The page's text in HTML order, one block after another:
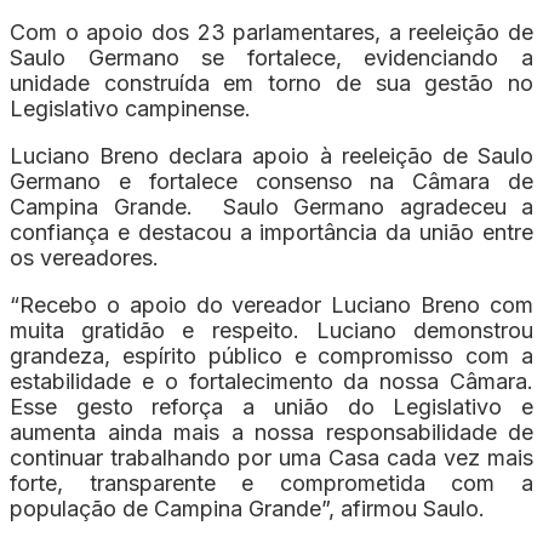
Com o apoio dos 23 parlamentares, a reeleição de
Saulo Germano se fortalece, evidenciando a
unidade construída em torno de sua gestão no
Legislativo campinense.
Luciano Breno declara apoio à reeleição de Saulo
Germano e fortalece consenso na Câmara de
Campina Grande. Saulo Germano agradeceu a
confiança e destacou a importância da união entre
os vereadores.
“Recebo o apoio do vereador Luciano Breno com
muita gratidão e respeito. Luciano demonstrou
grandeza, espírito público e compromisso com a
estabilidade e o fortalecimento da nossa Câmara.
Esse gesto reforça a união do Legislativo e
aumenta ainda mais a nossa responsabilidade de
continuar trabalhando por uma Casa cada vez mais
forte, transparente e comprometida com a
população de Campina Grande”, afirmou Saulo.